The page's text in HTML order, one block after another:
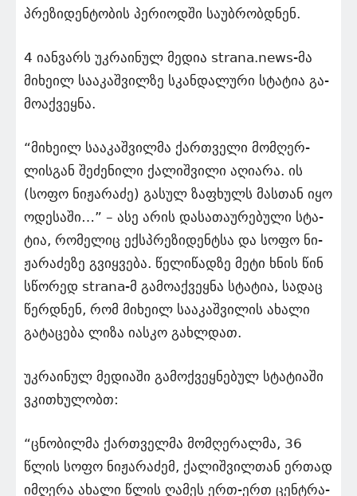
პრე­ზი­დენ­ტო­ბის პე­რი­ოდ­ში სა­უბ­რობ­დნენ.
4 იან­ვარს უკ­რა­ი­ნულ მე­დია strana.news-მა
მი­ხე­ილ სა­ა­კაშ­ვილ­ზე სკან­და­ლუ­რი სტა­ტია გა­
მო­აქ­ვეყ­ნა.
“მი­ხე­ილ სა­ა­კაშ­ვილ­მა ქარ­თვე­ლი მომ­ღერ­
ლის­გან შე­ძე­ნი­ლი ქა­ლიშ­ვი­ლი აღი­ა­რა. ის
(სოფო ნი­ჟა­რა­ძე) გა­სულ ზა­ფხულს მას­თან იყო
ოდე­სა­ში…” – ასე არის და­სა­თა­უ­რე­ბუ­ლი სტა­
ტია, რო­მე­ლიც ექ­სპრე­ზი­დენ­ტსა და სოფო ნი­
ჟა­რა­ძე­ზე გვიყ­ვე­ბა. წე­ლი­წად­ზე მეტი ხნის წინ
სწო­რედ strana-მ გა­მო­აქ­ვეყ­ნა სტა­ტია, სა­დაც
წერ­დნენ, რომ მი­ხე­ილ სა­ა­კაშ­ვი­ლის ახა­ლი
გა­ტა­ცე­ბა ლიზა იას­კო გახ­ლდათ.
უკ­რა­ი­ნულ მე­დი­ა­ში გა­მოქ­ვეყ­ნე­ბულ სტა­ტი­ა­ში
ვკი­თხუ­ლობთ:
“ცნო­ბილ­მა ქარ­თველ­მა მომ­ღე­რალ­მა, 36
წლის სოფო ნი­ჟა­რა­ძემ, ქა­ლიშ­ვილ­თან ერ­თად
იმ­ღე­რა ახა­ლი წლის ღა­მეს ერთ-ერთ ცენ­ტრა­